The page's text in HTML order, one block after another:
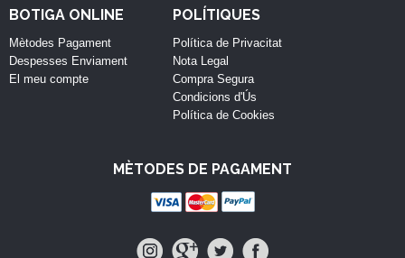
BOTIGA ONLINE
Mètodes Pagament
Despesses Enviament
El meu compte
POLÍTIQUES
Política de Privacitat
Nota Legal
Compra Segura
Condicions d'Ús
Política de Cookies
MÈTODES DE PAGAMENT